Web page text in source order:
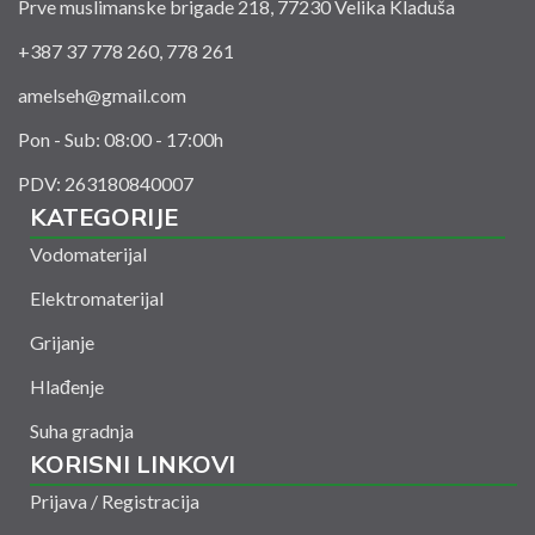
Prve muslimanske brigade 218, 77230 Velika Kladuša
+387 37 778 260, 778 261
amelseh@gmail.com
Pon - Sub: 08:00 - 17:00h
PDV: 263180840007
KATEGORIJE
Vodomaterijal
Elektromaterijal
Grijanje
Hlađenje
Suha gradnja
KORISNI LINKOVI
Prijava / Registracija